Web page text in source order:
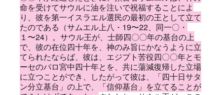
命を受けてサウルに油を注いで祝福することによ
り、彼を第一イスラエル選民の最初の王として立て
たのである（サムエル上八・19〜22、同一〇・
１〜24）。サウル王が、士師四〇〇年の基台の上
で、彼の在位四十年を、神のみ旨にかなうように立
てられたならば、彼は、エジプト苦役四〇〇年とモ
ーセのパロ宮中四十年とを、共に蕩減復帰した立場
に立つことができ、したがって彼は、「四十日サタ
ン分立基台」の上で、「信仰基台」を立てることが